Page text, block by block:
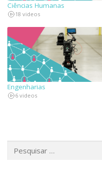
Ciências Humanas
18 videos
Engenharias
6 videos
por: